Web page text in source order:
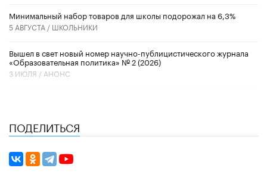
Минимальный набор товаров для школы подорожал на 6,3%
5 АВГУСТА / ШКОЛЬНИКИ
Вышел в свет новый номер научно-публицистического журнала
«Образовательная политика» № 2 (2026)
3 ИЮЛЯ / АНОНС
ПОДЕЛИТЬСЯ